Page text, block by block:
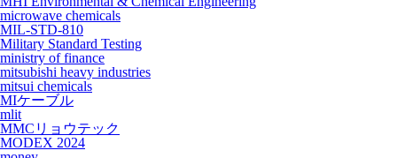
microwave chemicals
MIL-STD-810
Military Standard Testing
ministry of finance
mitsubishi heavy industries
mitsui chemicals
MIケーブル
mlit
MMCリョウテック
MODEX 2024